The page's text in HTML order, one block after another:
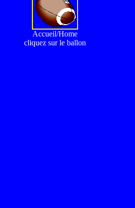
Accueil/Home
cliquez sur le ballon